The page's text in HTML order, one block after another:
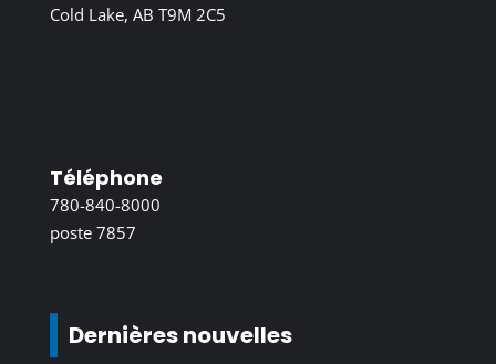
Cold Lake, AB T9M 2C5
Téléphone
780-840-8000
poste 7857
Dernières nouvelles